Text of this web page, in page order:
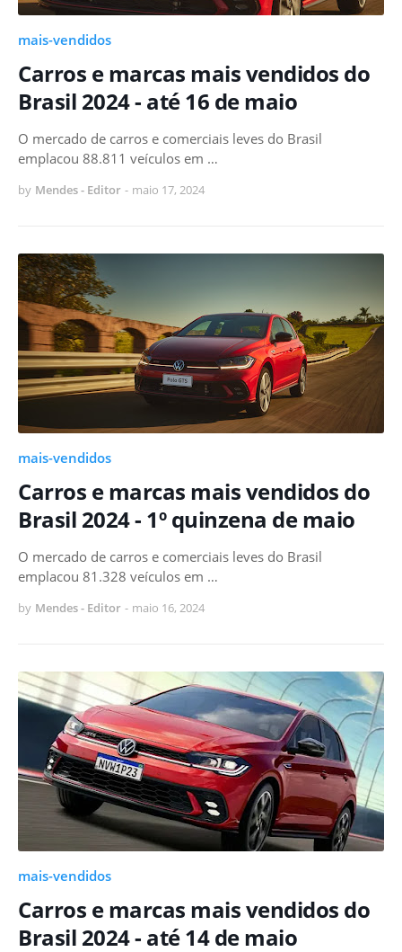
mais-vendidos
Carros e marcas mais vendidos do
Brasil 2024 - até 16 de maio
O mercado de carros e comerciais leves do Brasil
emplacou 88.811 veículos em …
by Mendes - Editor - maio 17, 2024
mais-vendidos
Carros e marcas mais vendidos do
Brasil 2024 - 1º quinzena de maio
O mercado de carros e comerciais leves do Brasil
emplacou 81.328 veículos em …
by Mendes - Editor - maio 16, 2024
mais-vendidos
Carros e marcas mais vendidos do
Brasil 2024 - até 14 de maio